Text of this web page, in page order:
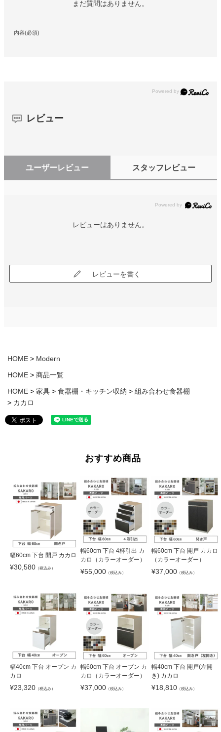
まだ質問はありません。
内容(必須)
レビュー
ユーザーレビュー スタッフレビュー
レビューはありません。
レビューを書く
HOME Modern
HOME 商品一覧
HOME 家具 食器棚・キッチン収納
組み合わせ食器棚
カカロ
おすすめ商品
幅60cm 下台 開戸 カカロ
¥30,580 （税込み）
幅60cm 下台 4杯引出 カ
カロ（カラーオーダー）
¥55,000 （税込み）
幅60cm 下台 開戸 カカロ
（カラーオーダー）
¥37,000（税込み）
幅40cm 下台 オープン カ
カロ
¥23,320 （税込み）
幅60cm 下台 オープン カ
カロ（カラーオーダー）
¥37,000 （税込み）
幅40cm 下台 開戸(左開
き) カカロ
¥18,810（税込み）